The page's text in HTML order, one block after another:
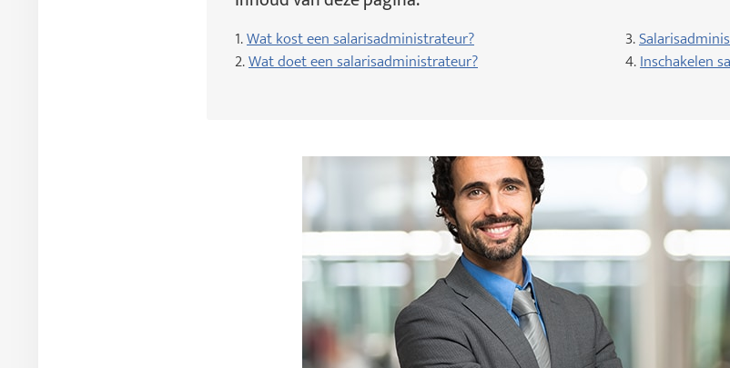
1.Wat kost een salarisadministrateur?
2.Wat doet een salarisadministrateur?
3.
4.Inschakelen